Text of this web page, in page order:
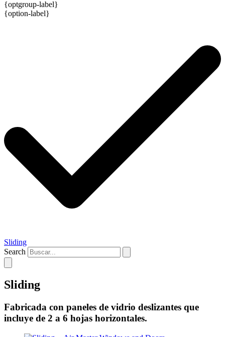
{optgroup-label}
{option-label}
Sliding
Search
Sliding
Fabricada con paneles de vidrio deslizantes que
incluye de 2 a 6 hojas horizontales.